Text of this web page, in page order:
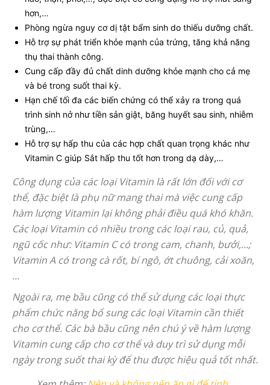
hơn,…
Phòng ngừa nguy cơ dị tật bẩm sinh do thiếu dưỡng chất.
Hỗ trợ sự phát triển khỏe mạnh của trứng, tăng khả năng
thụ thai thành công.
Cung cấp đầy đủ chất dinh dưỡng khỏe mạnh cho cả mẹ
và bé trong suốt thai kỳ.
Hạn chế tối đa các biến chứng có thể xảy ra trong quá
trình sinh nở như tiền sản giật, băng huyết sau sinh, nhiễm
trùng,…
Hỗ trợ sự hấp thu của các hợp chất quan trọng khác như
Vitamin C giúp Sắt hấp thu tốt hơn trong dạ dày,…
Công dụng của các loại Vitamin là rất lớn đối với cơ
thể, đặc biệt là phụ nữ mang thai mà việc cung cấp
hàm lượng Vitamin lại không phải điều quá khó khăn.
Các loại Vitamin có nhiều trong các loại rau, củ, quả,
ngũ cốc như: Vitamin C có trong cam, chanh, bưởi,…;
Vitamin A có trong cà rốt, bí ngô, ớt chuông, cải xoăn,
…
Ngoài ra, mẹ bầu cũng có thể sử dụng các loại thực
phẩm chức năng bổ sung các loại Vitamin cần thiết
cho cơ thể. Các bà bầu cũng nên chú ý về hàm lượng
Vitamin cung cấp cho cơ thể và duy trì sử dụng mỗi
ngày trong suốt thai kỳ để thu được hiệu quả tốt nhất.